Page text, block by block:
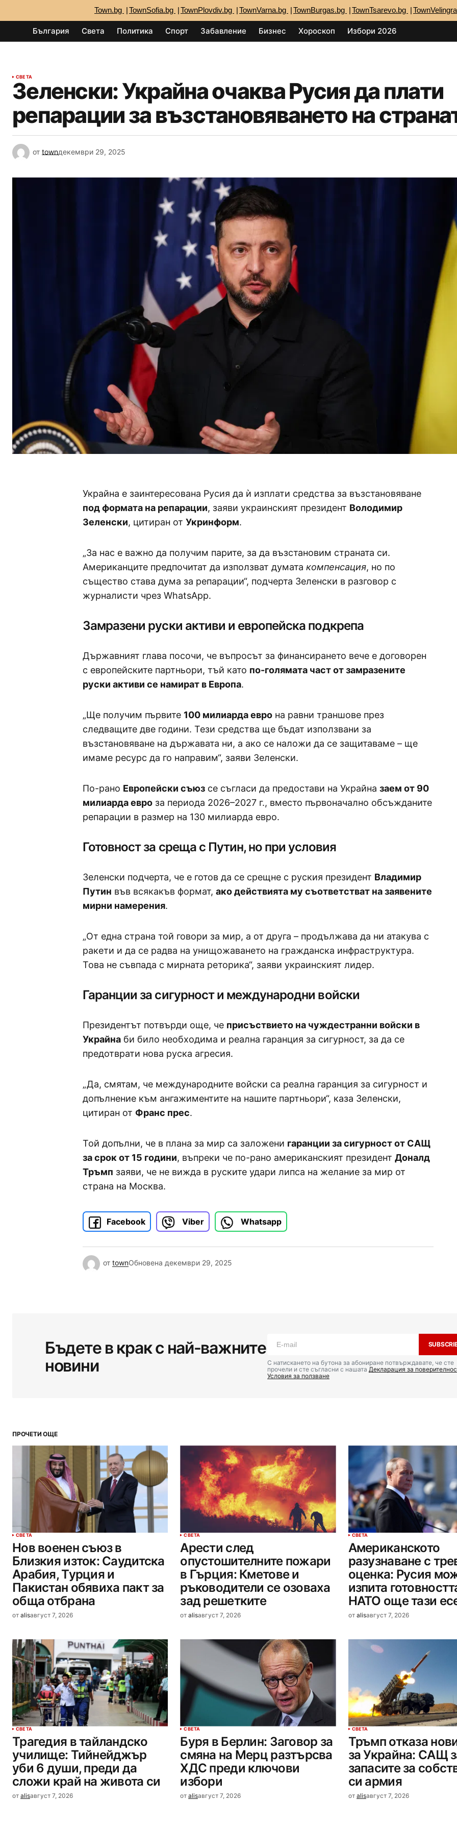
Town.bg TownSofia.bg TownPlovdiv.bg TownVarna.bg TownBurgas.bg TownTsarevo.bg
България Света Политика Спорт Забавление Бизнес Хороскоп Избори 2026
СВЕТА
Зеленски: Украйна очаква Русия да плати
репарации за възстановяването на
от townдекември 29, 2025
Украйна е заинтересована Русия да ѝ изплати средства за възстановяване
под формата на репарации, заяви украинският президент Володимир
Зеленски, цитиран от Укринформ.
„За нас е важно да получим парите, за да възстановим страната си.
Американците предпочитат да използват думата компенсация, но по
същество става дума за репарации“, подчерта Зеленски в разговор с
журналисти чрез WhatsApp.
Замразени руски активи и европейска подкрепа
Държавният глава посочи, че въпросът за финансирането вече е договорен
с европейските партньори, тъй като по-голямата част от замразените
руски активи се намират в Европа.
„Ще получим първите 100 милиарда евро на равни траншове през
следващите две години. Тези средства ще бъдат използвани за
възстановяване на държавата ни, а ако се наложи да се защитаваме – ще
имаме ресурс да го направим“, заяви Зеленски.
По-рано Европейски съюз се съгласи да предостави на Украйна заем от 90
милиарда евро за периода 2026–2027 г., вместо първоначално обсъжданите
репарации в размер на 130 милиарда евро.
Готовност за среща с Путин, но при условия
Зеленски подчерта, че е готов да се срещне с руския президент Владимир
Путин във всякакъв формат, ако действията му съответстват на заявените
мирни намерения.
„От една страна той говори за мир, а от друга – продължава да ни атакува с
ракети и да се радва на унищожаването на гражданска инфраструктура.
Това не съвпада с мирната реторика“, заяви украинският лидер.
Гаранции за сигурност и международни войски
Президентът потвърди още, че присъствието на чуждестранни войски в
Украйна би било необходима и реална гаранция за сигурност, за да се
предотврати нова руска агресия.
„Да, смятам, че международните войски са реална гаранция за сигурност и
допълнение към ангажиментите на нашите партньори“, каза Зеленски,
цитиран от Франс прес.
Той допълни, че в плана за мир са заложени гаранции за сигурност от САЩ
за срок от 15 години, въпреки че по-рано американският президент Доналд
Тръмп заяви, че не вижда в руските удари липса на желание за мир от
страна на Москва.
Facebook Viber Whatsapp
от townОбновена декември 29, 2025
Бъдете в крак с най-важните
новини
С натискането на бутона за абониране потвърждавате, че сте
прочели и сте съгласни с нашата Декларация за
Условия за ползване
ПРОЧЕТИ ОЩЕ
СВЕТА
Нов военен съюз в
Близкия изток: Саудитска
Арабия, Турция и
Пакистан обявиха пакт за
обща отбрана
от alisавгуст 7, 2026
СВЕТА
Арести след
опустошителните пожари
в Гърция: Кметове и
ръководители се озоваха
зад решетките
от alisавгуст 7, 2026
СВЕТА
Американското
разузнаване с
оценка: Русия
изпита
НАТО още тази
от alisавгуст 7, 2026
СВЕТА
Трагедия в тайландско
училище: Тийнейджър
уби 6 души, преди да
сложи край на живота си
от alisавгуст 7, 2026
СВЕТА
Буря в Берлин: Заговор за
смяна на Мерц разтърсва
ХДС преди ключови
избори
от alisавгуст 7, 2026
СВЕТА
Тръмп отказа
за Украйна: САЩ
запасите за
си армия
от alisавгуст 7, 2026